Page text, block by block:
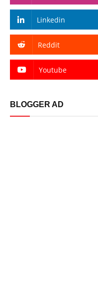
Linkedin
Reddit
Youtube
BLOGGER AD